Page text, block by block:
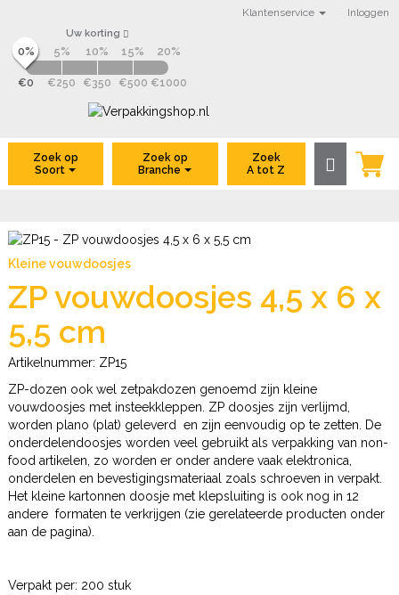
Klantenservice Inloggen
Uw korting
0%
€0
5%
€250
10%
€350
15%
€500
20%
€1000
VerpakkingShop.nl
Zoek op
Soort
Zoek op
Branche
Zoek
A tot Z
Kleine vouwdoosjes
ZP vouwdoosjes 4,5 x 6 x
5,5 cm
Artikelnummer: ZP15
ZP-dozen ook wel zetpakdozen genoemd zijn kleine
vouwdoosjes met insteekkleppen. ZP doosjes zijn verlijmd,
worden plano (plat) geleverd en zijn eenvoudig op te zetten. De
onderdelendoosjes worden veel gebruikt als verpakking van non-
food artikelen, zo worden er onder andere vaak elektronica,
onderdelen en bevestigingsmateriaal zoals schroeven in verpakt.
Het kleine kartonnen doosje met klepsluiting is ook nog in 12
andere formaten te verkrijgen (zie gerelateerde producten onder
aan de pagina).
Verpakt per: 200 stuk